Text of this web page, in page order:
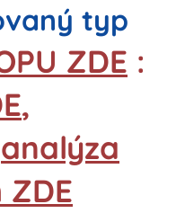
typ
ZDE :
,
analýza